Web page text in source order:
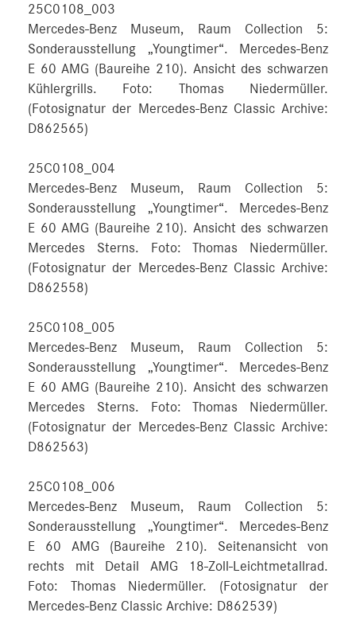
25C0108_003
Mercedes-Benz Museum, Raum Collection 5:
Sonderausstellung „Youngtimer“. Mercedes-Benz
E 60 AMG (Baureihe 210). Ansicht des schwarzen
Kühlergrills. Foto: Thomas Niedermüller.
(Fotosignatur der Mercedes-Benz Classic Archive:
D862565)
25C0108_004
Mercedes-Benz Museum, Raum Collection 5:
Sonderausstellung „Youngtimer“. Mercedes-Benz
E 60 AMG (Baureihe 210). Ansicht des schwarzen
Mercedes Sterns. Foto: Thomas Niedermüller.
(Fotosignatur der Mercedes-Benz Classic Archive:
D862558)
25C0108_005
Mercedes-Benz Museum, Raum Collection 5:
Sonderausstellung „Youngtimer“. Mercedes-Benz
E 60 AMG (Baureihe 210). Ansicht des schwarzen
Mercedes Sterns. Foto: Thomas Niedermüller.
(Fotosignatur der Mercedes-Benz Classic Archive:
D862563)
25C0108_006
Mercedes-Benz Museum, Raum Collection 5:
Sonderausstellung „Youngtimer“. Mercedes-Benz
E 60 AMG (Baureihe 210). Seitenansicht von
rechts mit Detail AMG 18-Zoll-Leichtmetallrad.
Foto: Thomas Niedermüller. (Fotosignatur der
Mercedes-Benz Classic Archive: D862539)